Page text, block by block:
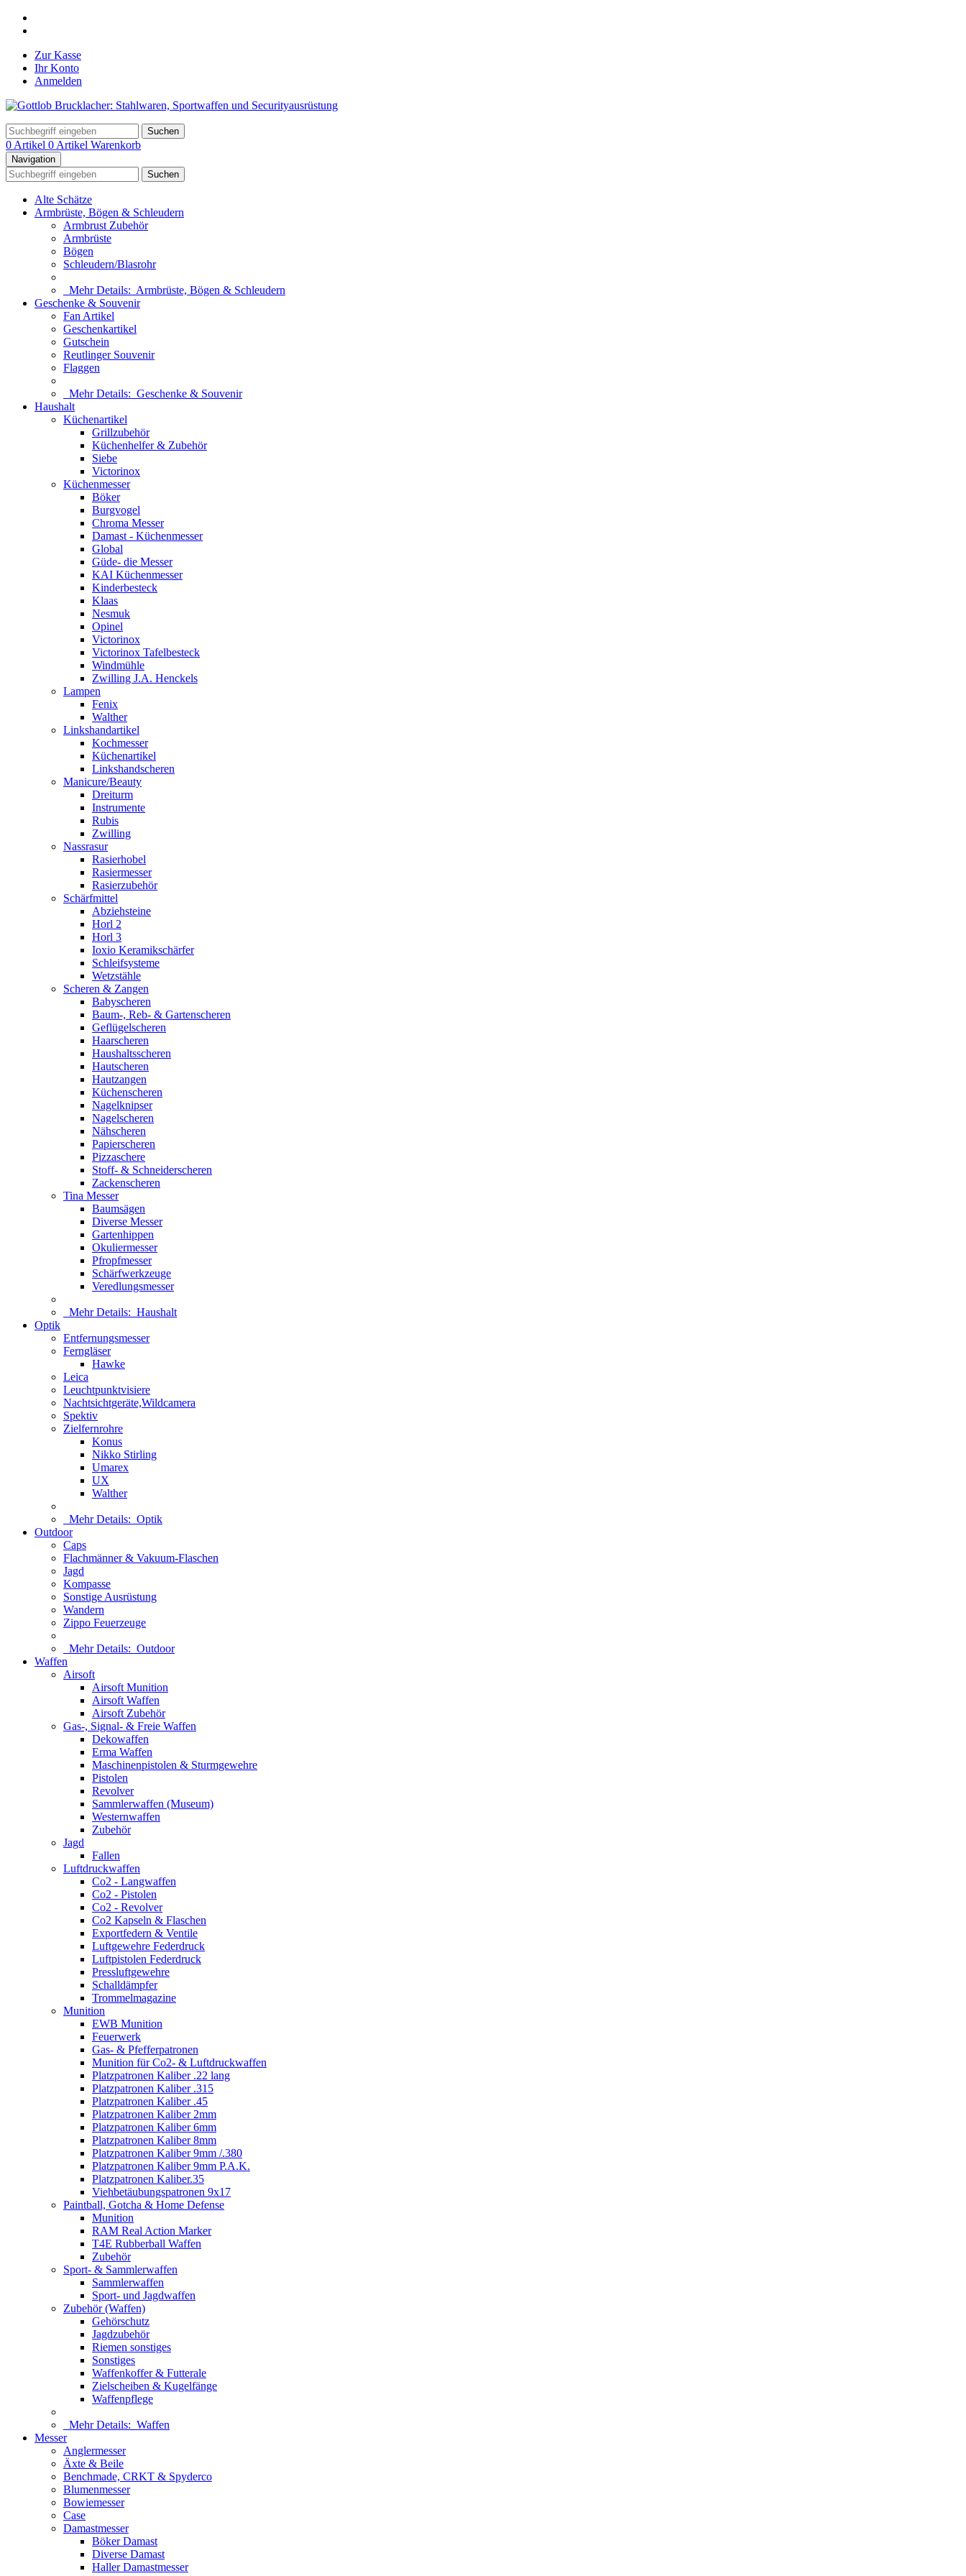
Zur Kasse
Ihr Konto
Anmelden
Suchen
0 Artikel 0 Artikel Warenkorb
Navigation
Suchen
Alte Schätze
Armbrüste, Bögen & Schleudern
Armbrust Zubehör
Armbrüste
Bögen
Schleudern/Blasrohr
Mehr Details: Armbrüste, Bögen & Schleudern
Geschenke & Souvenir
Fan Artikel
Geschenkartikel
Gutschein
Reutlinger Souvenir
Flaggen
Mehr Details: Geschenke & Souvenir
Haushalt
Küchenartikel
Grillzubehör
Küchenhelfer & Zubehör
Siebe
Victorinox
Küchenmesser
Böker
Burgvogel
Chroma Messer
Damast - Küchenmesser
Global
Güde- die Messer
KAI Küchenmesser
Kinderbesteck
Klaas
Nesmuk
Opinel
Victorinox
Victorinox Tafelbesteck
Windmühle
Zwilling J.A. Henckels
Lampen
Fenix
Walther
Linkshandartikel
Kochmesser
Küchenartikel
Linkshandscheren
Manicure/Beauty
Dreiturm
Instrumente
Rubis
Zwilling
Nassrasur
Rasierhobel
Rasiermesser
Rasierzubehör
Schärfmittel
Abziehsteine
Horl 2
Horl 3
Ioxio Keramikschärfer
Schleifsysteme
Wetzstähle
Scheren & Zangen
Babyscheren
Baum-, Reb- & Gartenscheren
Geflügelscheren
Haarscheren
Haushaltsscheren
Hautscheren
Hautzangen
Küchenscheren
Nagelknipser
Nagelscheren
Nähscheren
Papierscheren
Pizzaschere
Stoff- & Schneiderscheren
Zackenscheren
Tina Messer
Baumsägen
Diverse Messer
Gartenhippen
Okuliermesser
Pfropfmesser
Schärfwerkzeuge
Veredlungsmesser
Mehr Details: Haushalt
Optik
Entfernungsmesser
Ferngläser
Hawke
Leica
Leuchtpunktvisiere
Nachtsichtgeräte,Wildcamera
Spektiv
Zielfernrohre
Konus
Nikko Stirling
Umarex
UX
Walther
Mehr Details: Optik
Outdoor
Caps
Flachmänner & Vakuum-Flaschen
Jagd
Kompasse
Sonstige Ausrüstung
Wandern
Zippo Feuerzeuge
Mehr Details: Outdoor
Waffen
Airsoft
Airsoft Munition
Airsoft Waffen
Airsoft Zubehör
Gas-, Signal- & Freie Waffen
Dekowaffen
Erma Waffen
Maschinenpistolen & Sturmgewehre
Pistolen
Revolver
Sammlerwaffen (Museum)
Westernwaffen
Zubehör
Jagd
Fallen
Luftdruckwaffen
Co2 - Langwaffen
Co2 - Pistolen
Co2 - Revolver
Co2 Kapseln & Flaschen
Exportfedern & Ventile
Luftgewehre Federdruck
Luftpistolen Federdruck
Pressluftgewehre
Schalldämpfer
Trommelmagazine
Munition
EWB Munition
Feuerwerk
Gas- & Pfefferpatronen
Munition für Co2- & Luftdruckwaffen
Platzpatronen Kaliber .22 lang
Platzpatronen Kaliber .315
Platzpatronen Kaliber .45
Platzpatronen Kaliber 2mm
Platzpatronen Kaliber 6mm
Platzpatronen Kaliber 8mm
Platzpatronen Kaliber 9mm /.380
Platzpatronen Kaliber 9mm P.A.K.
Platzpatronen Kaliber.35
Viehbetäubungspatronen 9x17
Paintball, Gotcha & Home Defense
Munition
RAM Real Action Marker
T4E Rubberball Waffen
Zubehör
Sport- & Sammlerwaffen
Sammlerwaffen
Sport- und Jagdwaffen
Zubehör (Waffen)
Gehörschutz
Jagdzubehör
Riemen sonstiges
Sonstiges
Waffenkoffer & Futterale
Zielscheiben & Kugelfänge
Waffenpflege
Mehr Details: Waffen
Messer
Anglermesser
Äxte & Beile
Benchmade, CRKT & Spyderco
Blumenmesser
Bowiemesser
Case
Damastmesser
Böker Damast
Diverse Damast
Haller Damastmesser